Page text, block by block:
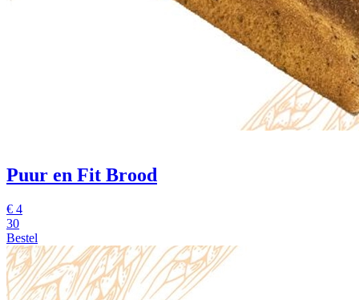
Puur en Fit Brood
€ 4
30
Bestel